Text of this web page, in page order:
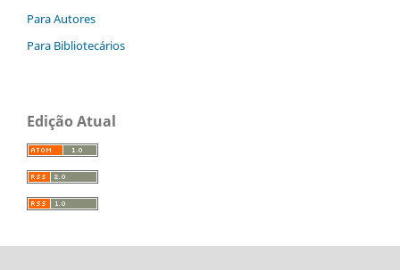
Para Autores
Para Bibliotecários
Edição Atual